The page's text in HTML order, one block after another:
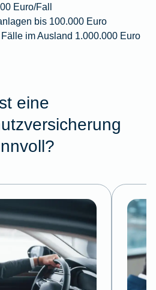
Euro/Fall
bis 100.000 Euro
im Ausland 1.000.000 Euro
eine